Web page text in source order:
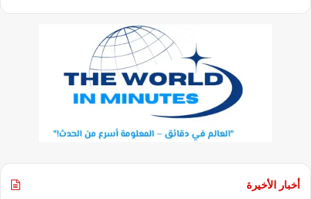
أخبار الأخيرة